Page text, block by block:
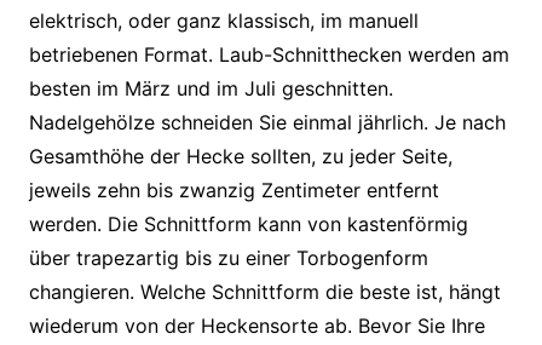
elektrisch, oder ganz klassisch, im manuell
betriebenen Format. Laub-Schnitthecken werden am
besten im März und im Juli geschnitten.
Nadelgehölze schneiden Sie einmal jährlich. Je nach
Gesamthöhe der Hecke sollten, zu jeder Seite,
jeweils zehn bis zwanzig Zentimeter entfernt
werden. Die Schnittform kann von kastenförmig
über trapezartig bis zu einer Torbogenform
changieren. Welche Schnittform die beste ist, hängt
wiederum von der Heckensorte ab. Bevor Sie Ihre